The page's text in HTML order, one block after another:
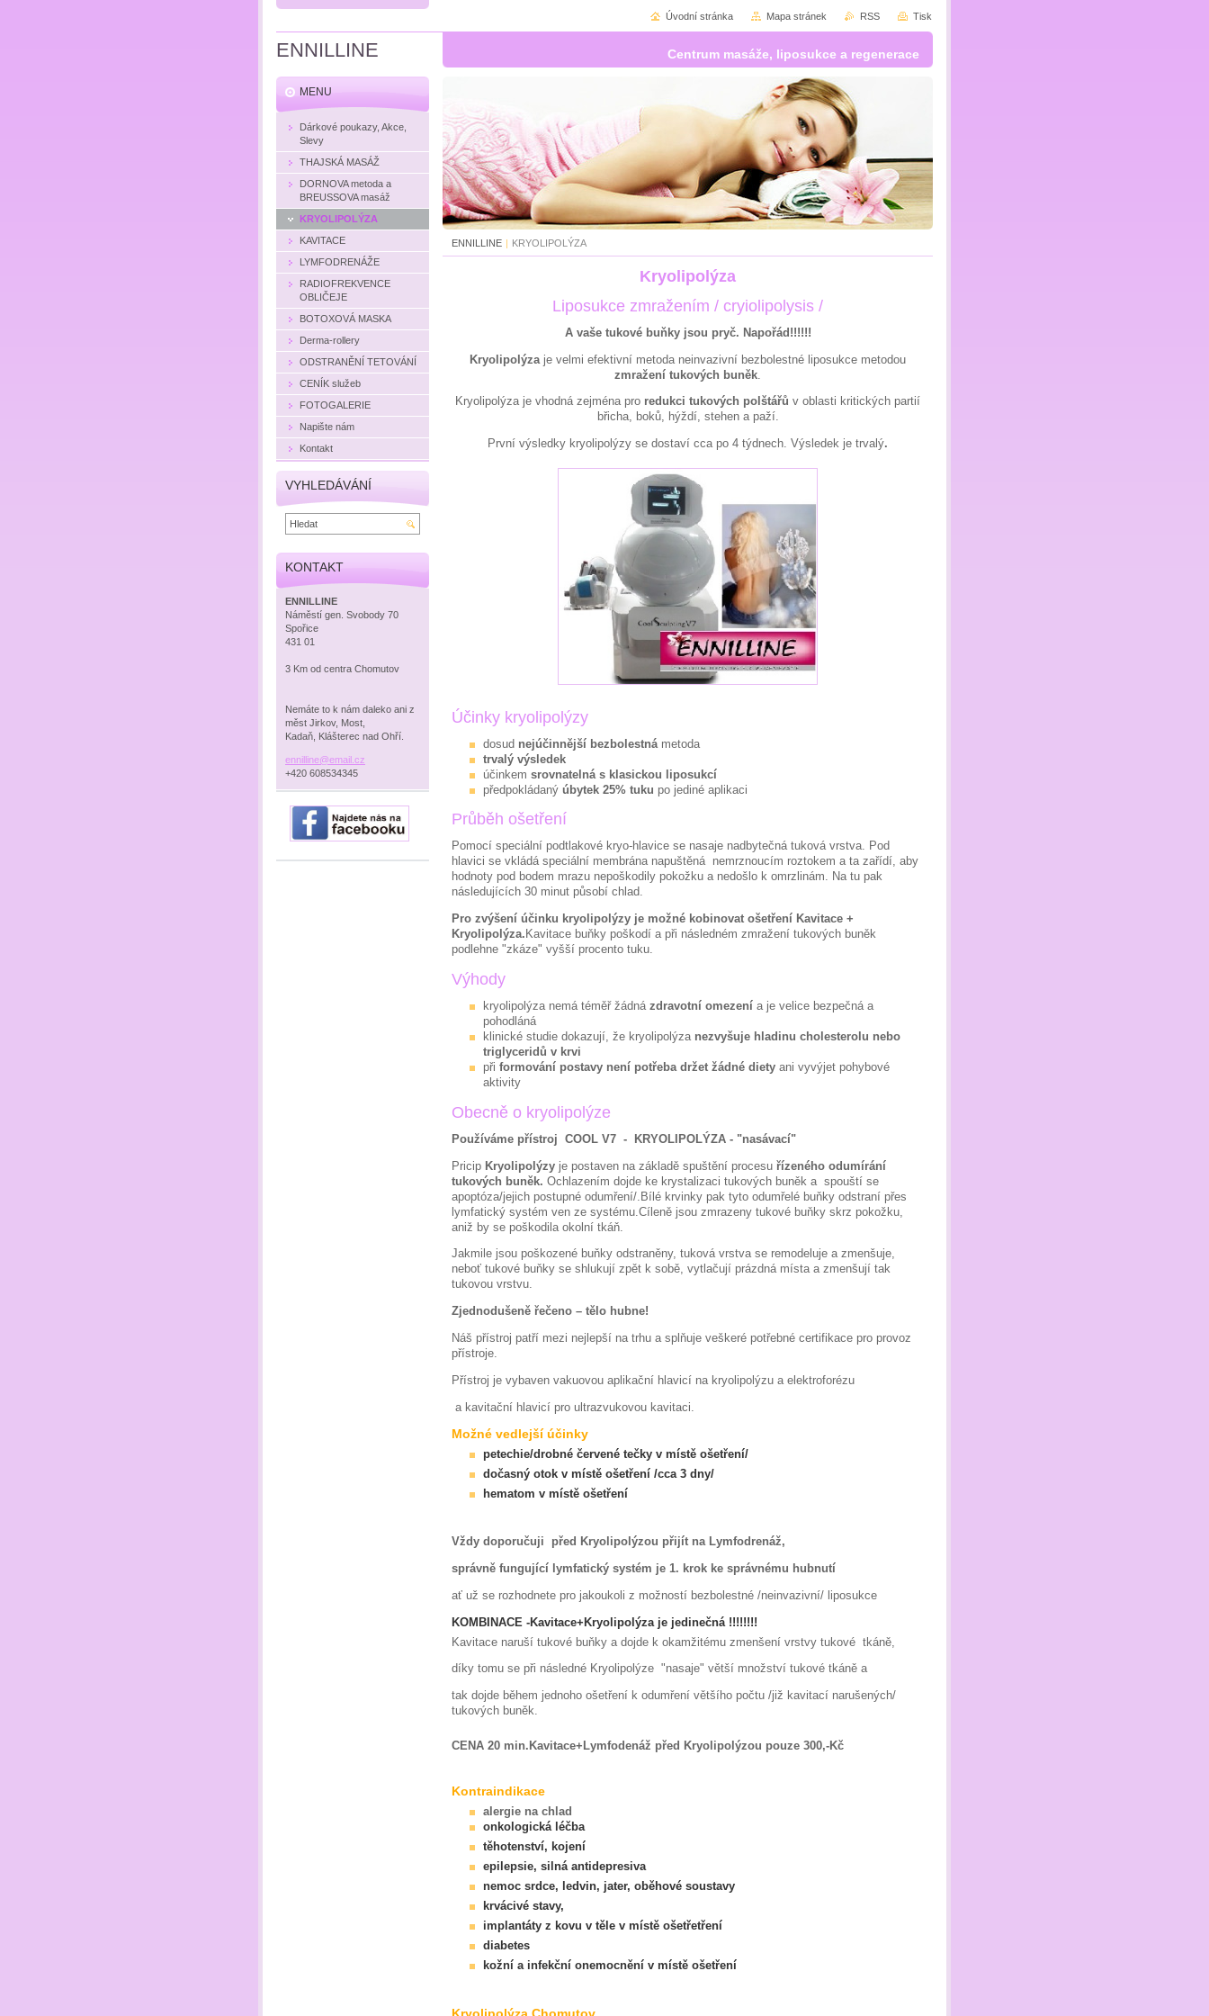
ENNILLINE Centrum masáže, liposukce a regenerace
ENNILLINE | KRYOLIPOLÝZA
Kryolipolýza
Liposukce zmražením / cryiolipolysis /
A vaše tukové buňky jsou pryč. Napořád!!!!!!
Kryolipolýza je velmi efektivní metoda neinvazivní bezbolestné liposukce metodou
zmražení tukových buněk
Kryolipolýza je vhodná zejména pro redukci tukových polštářů v oblasti kritických partií
břicha, boků, hýždí, stehen a paží.
První výsledky kryolipolýzy se dostaví cca po 4 týdnech. Výsledek je trvalý.
Účinky kryolipolýzy
dosud nejúčinnější bezbolestná metoda
trvalý výsledek
účinkem srovnatelná s klasickou liposukcí
předpokládaný úbytek 25% tuku po jediné aplikaci
Průběh ošetření
Pomocí speciální podtlakové kryo-hlavice se nasaje nadbytečná tuková vrstva. Pod
hlavici se vkládá speciální membrána napuštěná nemrznoucím roztokem a ta zařídí, aby
hodnoty pod bodem mrazu nepoškodily pokožku a nedošlo k omrzlinám. Na tu pak
následujících 30 minut působí chlad.
Pro zvýšení účinku kryolipolýzy je možné kobinovat ošetření Kavitace +
Kryolipolýza. Kavitace buňky poškodí a při následném zmražení tukových buněk
podlehne "zkáze" vyšší procento tuku.
Výhody
kryolipolýza nemá téměř žádná zdravotní omezení a je velice bezpečná a
pohodláná
klinické studie dokazují, že kryolipolýza nezvyšuje hladinu cholesterolu nebo
triglyceridů v krvi
při formování postavy není potřeba držet žádné diety ani vyvýjet pohybové
aktivity
Obecně o kryolipolýze
Používáme přístroj COOL V7 - KRYOLIPOLÝZA - "nasávací"
Pricip Kryolipolýzy je postaven na základě spuštění procesu řízeného odumírání
tukových buněk. Ochlazením dojde ke krystalizaci tukových buněk a spouští se
apoptóza/jejich postupné odumření/.Bílé krvinky pak tyto odumřelé buňky odstraní přes
lymfatický systém ven ze systému.Cíleně jsou zmrazeny tukové buňky skrz pokožku,
aniž by se poškodila okolní tkáň.
Jakmile jsou poškozené buňky odstraněny, tuková vrstva se remodeluje a zmenšuje,
neboť tukové buňky se shlukují zpět k sobě, vytlačují prázdná místa a zmenšují tak
tukovou vrstvu.
Zjednodušeně řečeno – tělo hubne!
Náš přístroj patří mezi nejlepší na trhu a splňuje veškeré potřebné certifikace pro provoz
přístroje.
Přístroj je vybaven vakuovou aplikační hlavicí na kryolipolýzu a elektroforézu
a kavitační hlavicí pro ultrazvukovou kavitaci.
Možné vedlejší účinky
petechie/drobné červené tečky v místě ošetření/
dočasný otok v místě ošetření /cca 3 dny/
hematom v místě ošetření
Vždy doporučuji před Kryolipolýzou přijít na Lymfodrenáž,
správně fungující lymfatický systém je 1. krok ke správnému hubnutí
ať už se rozhodnete pro jakoukoli z možností bezbolestné /neinvazivní/ liposukce
KOMBINACE -Kavitace+Kryolipolýza je jedinečná !!!!!!!!
Kavitace naruší tukové buňky a dojde k okamžitému zmenšení vrstvy tukové tkáně,
díky tomu se při následné Kryolipolýze "nasaje" větší množství tukové tkáně a
tak dojde během jednoho ošetření k odumření většího počtu /již kavitací narušených/
tukových buněk.
CENA 20 min.Kavitace+Lymfodenáž před Kryolipolýzou pouze 300,-Kč
Kontraindikace
alergie na chlad
onkologická léčba
těhotenství, kojení
epilepsie, silná antidepresiva
nemoc srdce, ledvin, jater, oběhové soustavy
krvácivé stavy,
implantáty z kovu v těle v místě ošetřetření
diabetes
kožní a infekční onemocnění v místě ošetření
MENU
Dárkové poukazy, Akce,
Slevy
THAJSKÁ MASÁŽ
DORNOVA metoda a
BREUSSOVA masáž
KRYOLIPOLÝZA
KAVITACE
LYMFODRENÁŽE
RADIOFREKVENCE
OBLIČEJE
BOTOXOVÁ MASKA
Derma-rollery
ODSTRANĚNÍ TETOVÁNÍ
CENÍK služeb
FOTOGALERIE
Napište nám
Kontakt
VYHLEDÁVÁNÍ
KONTAKT
ENNILLINE
Náměstí gen. Svobody 70
Spořice
431 01
3 Km od centra Chomutov
Nemáte to k nám daleko ani z
měst Jirkov, Most,
Kadaň, Klášterec nad Ohří.
ennilline@email. cz
+420 608534345
Úvodní stránka Mapa stránek RSS Tisk